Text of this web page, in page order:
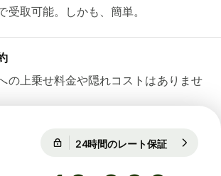
受取可能。しかも、簡単。
の上乗せ料金や隠れコストはありませ
24時間のレート保証